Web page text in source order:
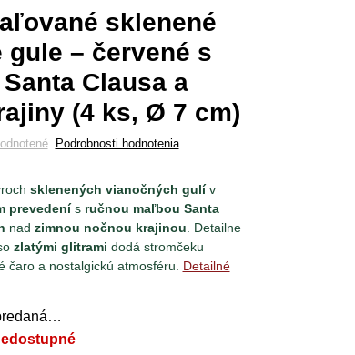
sklenené
gule – červené s
Clausa a
(4 ks, Ø 7 cm)
Podrobnosti hodnotenia
sklenených vianočných gulív
prevedenís ručnou maľbou Santa
nad zimnou nočnou krajinou . Detailne
zlatými glitrami dodá stromčeku
čaro a nostalgickú atmosféru.
Detailné